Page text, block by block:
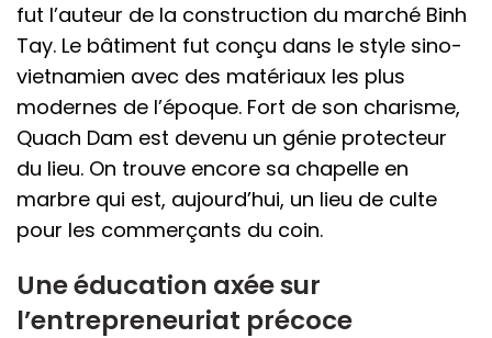
fut l’auteur de la construction du marché Binh
Tay. Le bâtiment fut conçu dans le style sino-
vietnamien avec des matériaux les plus
modernes de l’époque. Fort de son charisme,
Quach Dam est devenu un génie protecteur
du lieu. On trouve encore sa chapelle en
marbre qui est, aujourd’hui, un lieu de culte
pour les commerçants du coin.
Une éducation axée sur
l’entrepreneuriat précoce